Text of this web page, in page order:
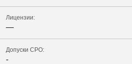
Лицензии:
—
Допуски СРО:
-